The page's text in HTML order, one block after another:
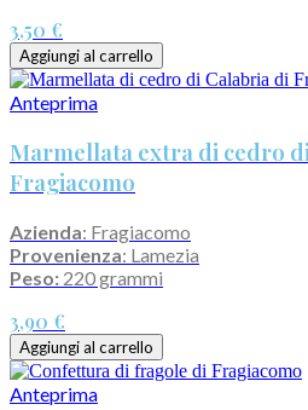
3,50 €
Aggiungi al carrello
Anteprima
Marmellata extra di cedro
Fragiacomo
Azienda: Fragiacomo
Provenienza: Lamezia
Peso: 220 grammi
3,90 €
Aggiungi al carrello
Anteprima